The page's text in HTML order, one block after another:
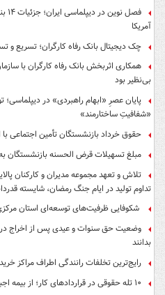
آمریکا
چک دیجیتال بانک رفاه کارگران؛ تسریع
همکاری اثربخش بانک رفاه کارگران با
بی‌نظیر بود
پایان عصرِ «ابهام راهبردی» در دیپلماسی؛
«شفافیتِ ساختارمند»
حقوق خرداد بازنشستگان تأمین اجتماعی
مبلغ تسهیلات قرض الحسنه بازنشستگان به ۶۰ میلیون تومان افزایش
تلاش و تعهد مجموعه مدیران و کارکنان
تداوم تولید در ایام جنگ رمضان، شایسته
شکوفایی ظرفیت‌های توسعه‌ای استان
وضعیت حق سنوات و عیدی پس از اخراج در
بدانند
رایج‌ترین تخلفات رانندگی اطراف مراکز
۱۰ تله حقوقی در قراردادهای کار؛ از بیمه اجباری تا سفیدامضاء خطرناک